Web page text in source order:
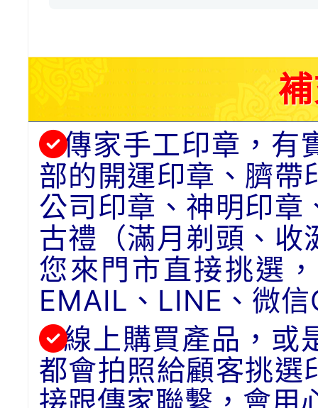
傳家手工印章，有
部的開運印章、臍帶
公司印章、神明印章
古禮（滿月剃頭、收
您來門市直接挑選
EMAIL、LINE、微
線上購買產品，或
都會拍照給顧客挑選